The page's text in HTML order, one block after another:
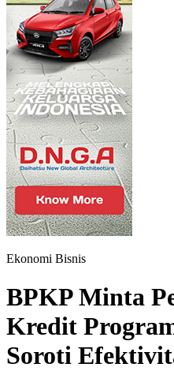
Ekonomi Bisnis
BPKP Minta
Kredit
Soroti